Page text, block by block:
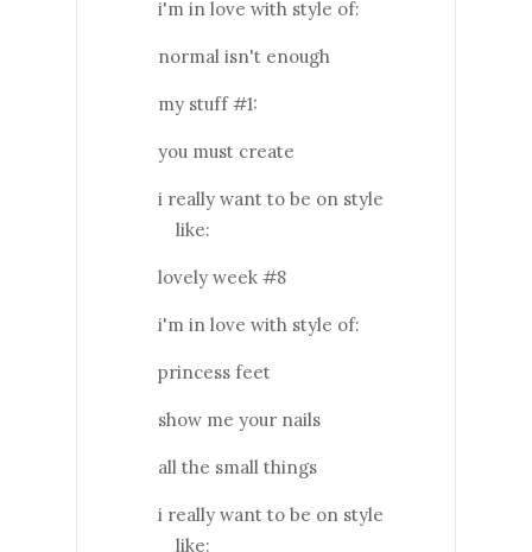
i'm in love with style of:
normal isn't enough
my stuff #1:
you must create
i really want to be on style
like:
lovely week #8
i'm in love with style of:
princess feet
show me your nails
all the small things
i really want to be on style
like: